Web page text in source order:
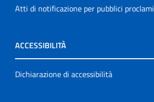
Atti di notificazione per pubblici proclami
ACCESSIBILITÀ
Dichiarazione di accessibilità